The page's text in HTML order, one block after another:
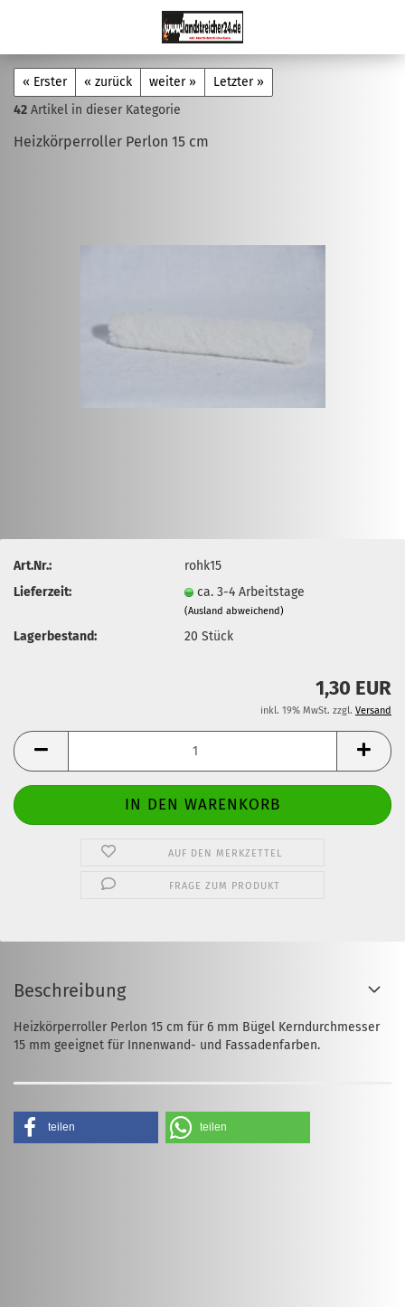
« Erster « zurück weiter »
Letzter »
42 Artikel in dieser Kategorie
Heizkörperroller Perlon 15 cm
Art.Nr.:
rohk15
Lieferzeit:
ca. 3-4 Arbeitstage
(Ausland abweichend)
Lagerbestand: 20Stück
1,30 EUR
inkl. 19% MwSt. zzgl. Versand
AUF DEN MERKZETTEL
FRAGE ZUM PRODUKT
Beschreibung
Heizkörperroller Perlon 15 cm für 6 mm Bügel Kerndurchmesser
15 mm geeignet für Innenwand- und Fassadenfarben.
teilen teilen